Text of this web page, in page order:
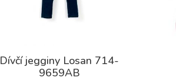
Dívčí jegginy Losan 714-
9659AB